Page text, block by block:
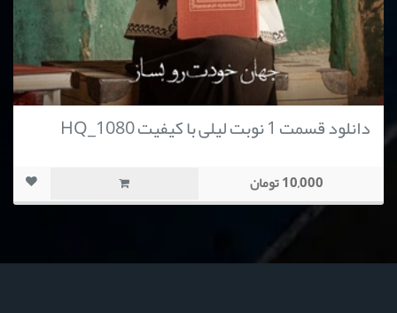
دانلود قسمت 1 نوبت لیلی با کیفیت HQ_1080
10,000 تومان